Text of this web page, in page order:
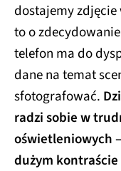
dostajemy zdjęcie
to o
telefon ma do
dane na temat
sfotografować.
radzi sobie w
oświetleniowych
dużym